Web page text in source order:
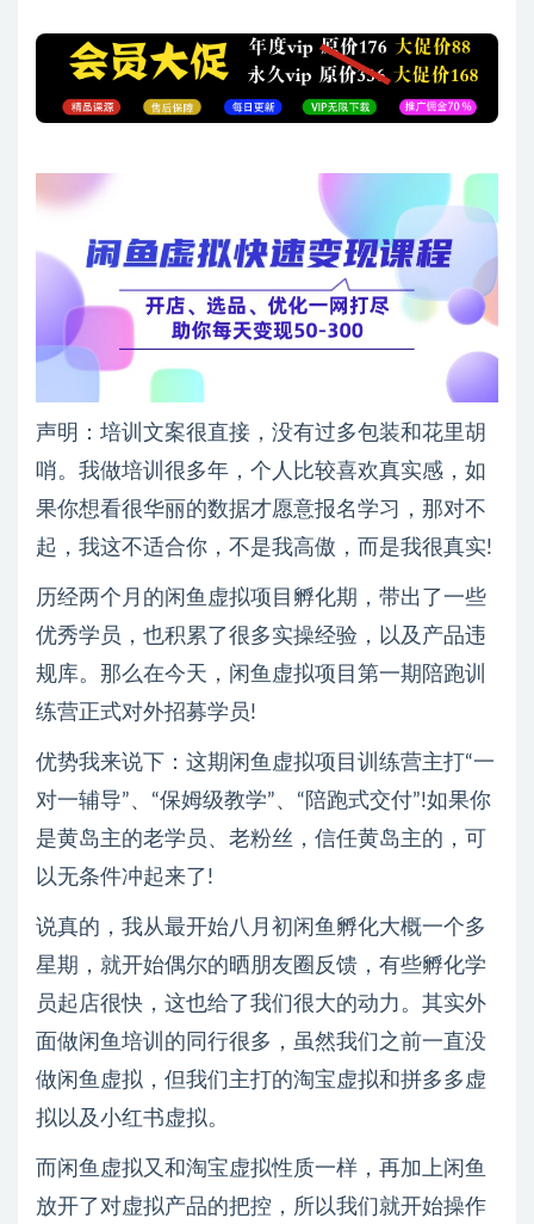
声明：培训文案很直接，没有过多包装和花里胡
哨。我做培训很多年，个人比较喜欢真实感，如
果你想看很华丽的数据才愿意报名学习，那对不
起，我这不适合你，不是我高傲，而是我很真实!
历经两个月的闲鱼虚拟项目孵化期，带出了一些
优秀学员，也积累了很多实操经验，以及产品违
规库。那么在今天，闲鱼虚拟项目第一期陪跑训
练营正式对外招募学员!
优势我来说下：这期闲鱼虚拟项目训练营主打“一
对一辅导”、“保姆级教学”、“陪跑式交付”!如果你
是黄岛主的老学员、老粉丝，信任黄岛主的，可
以无条件冲起来了!
说真的，我从最开始八月初闲鱼孵化大概一个多
星期，就开始偶尔的晒朋友圈反馈，有些孵化学
员起店很快，这也给了我们很大的动力。其实外
面做闲鱼培训的同行很多，虽然我们之前一直没
做闲鱼虚拟，但我们主打的淘宝虚拟和拼多多虚
拟以及小红书虚拟。
而闲鱼虚拟又和淘宝虚拟性质一样，再加上闲鱼
放开了对虚拟产品的把控，所以我们就开始操作